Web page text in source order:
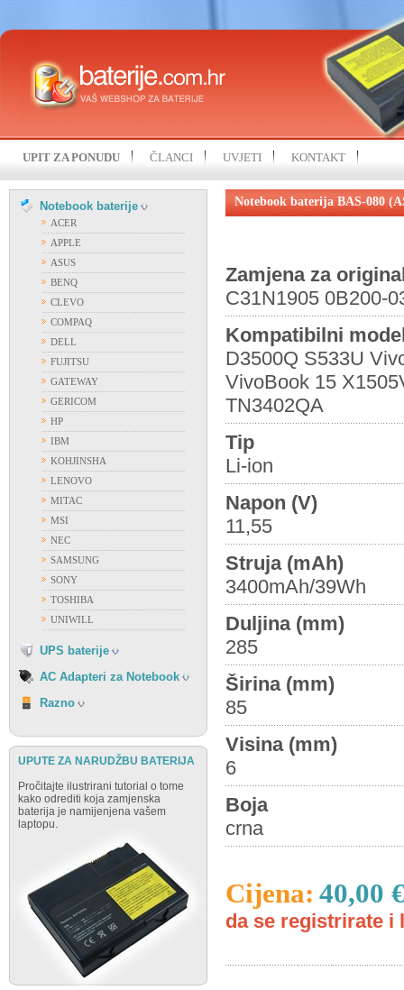
UPIT ZA PONUDU ČLANCI UVJETI KONTAKT
Notebook baterije
ACER
APPLE
ASUS
BENQ
CLEVO
COMPAQ
DELL
FUJITSU
GATEWAY
GERICOM
HP
IBM
KOHJINSHA
LENOVO
MITAC
MSI
NEC
SAMSUNG
SONY
TOSHIBA
UNIWILL
UPS baterije
FIAMM
FIRST POWER
OSTALI PROIZVOĐAČI
VISION
AC Adapteri za Notebook
ACER
APPLE
ASUS
DELL
FUJITSU
GATEWAY
HP
IBM
LENOVO
NEC
SAMSUNG
SONY
TOSHIBA
Razno
UPUTE ZA NARUDŽBU BATERIJA
Pročitajte ilustrirani tutorial o tome
kako odrediti koja zamjenska
baterija je namijenjena vašem
laptopu.
Notebook baterija BAS-080
Zamjena za
C31N1905 0B200-
Kompatibilni
D3500Q S533U
VivoBook 15
TN3402QA
Tip
Li-ion
Napon (V)
11,55
Struja (mAh)
3400mAh/39Wh
Duljina (mm)
285
Širina (mm)
85
Visina (mm)
6
Boja
crna
Cijena: 40,00
da se registrirate i